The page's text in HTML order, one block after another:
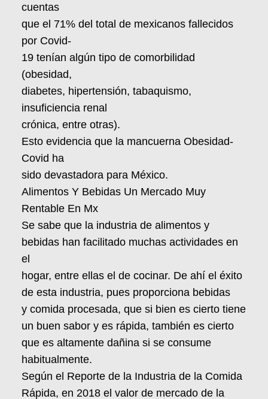
cuentas
que el 71% del total de mexicanos fallecidos
por Covid-
19 tenían algún tipo de comorbilidad
(obesidad,
diabetes, hipertensión, tabaquismo,
insuficiencia renal
crónica, entre otras).
Esto evidencia que la mancuerna Obesidad-
Covid ha
sido devastadora para México.
Alimentos Y Bebidas Un Mercado Muy
Rentable En Mx
Se sabe que la industria de alimentos y
bebidas han facilitado muchas actividades en
el
hogar, entre ellas el de cocinar. De ahí el éxito
de esta industria, pues proporciona bebidas
y comida procesada, que si bien es cierto tiene
un buen sabor y es rápida, también es cierto
que es altamente dañina si se consume
habitualmente.
Según el Reporte de la Industria de la Comida
Rápida, en 2018 el valor de mercado de la